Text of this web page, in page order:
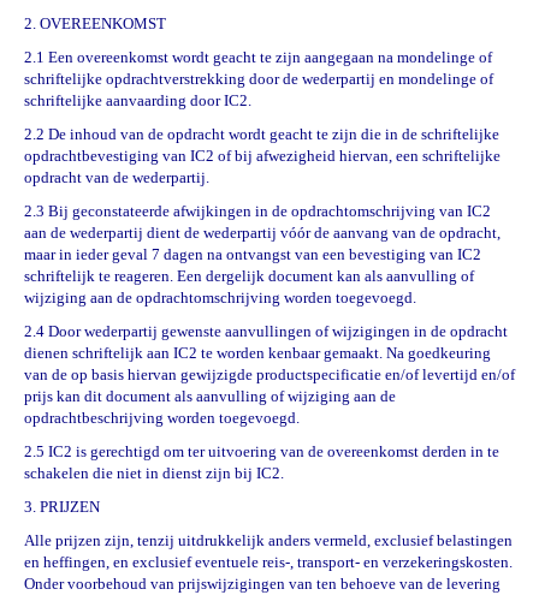
2. OVEREENKOMST
2.1 Een overeenkomst wordt geacht te zijn aangegaan na mondelinge of
schriftelijke opdrachtverstrekking door de wederpartij en mondelinge of
schriftelijke aanvaarding door IC2.
2.2 De inhoud van de opdracht wordt geacht te zijn die in de schriftelijke
opdrachtbevestiging van IC2 of bij afwezigheid hiervan, een schriftelijke
opdracht van de wederpartij.
2.3 Bij geconstateerde afwijkingen in de opdrachtomschrijving van IC2
aan de wederpartij dient de wederpartij vóór de aanvang van de opdracht,
maar in ieder geval 7 dagen na ontvangst van een bevestiging van IC2
schriftelijk te reageren. Een dergelijk document kan als aanvulling of
wijziging aan de opdrachtomschrijving worden toegevoegd.
2.4 Door wederpartij gewenste aanvullingen of wijzigingen in de opdracht
dienen schriftelijk aan IC2 te worden kenbaar gemaakt. Na goedkeuring
van de op basis hiervan gewijzigde productspecificatie en/of levertijd en/of
prijs kan dit document als aanvulling of wijziging aan de
opdrachtbeschrijving worden toegevoegd.
2.5 IC2 is gerechtigd om ter uitvoering van de overeenkomst derden in te
schakelen die niet in dienst zijn bij IC2.
3. PRIJZEN
Alle prijzen zijn, tenzij uitdrukkelijk anders vermeld, exclusief belastingen
en heffingen, en exclusief eventuele reis-, transport- en verzekeringskosten.
Onder voorbehoud van prijswijzigingen van ten behoeve van de levering